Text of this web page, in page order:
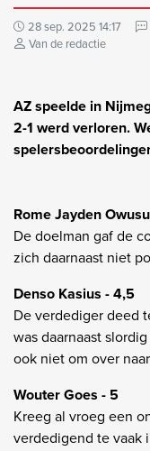
28 sep. 2025 14:17
Van de redactie
AZ speelde in
2-1 werd verloren.
Rome Jayden
De doelman gaf de
zich daarnaast niet
Denso Kasius - 4,5
De verdediger deed
was daarnaast
ook niet om over
Wouter Goes - 5
Kreeg al vroeg een
verdedigend te vaak